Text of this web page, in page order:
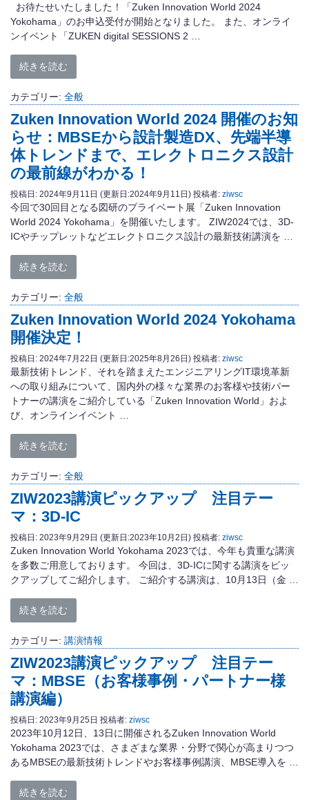
お待たせいたしました！「Zuken Innovation World 2024
Yokohama」のお申込受付が開始となりました。 また、オンライ
ンイベント「ZUKEN digital SESSIONS 2 …
続きを読む
カテゴリー: 全般
Zuken Innovation World 2024 開催のお知
らせ：MBSEから設計製造DX、先端半導
体トレンドまで、エレクトロニクス設計
の最前線がわかる！
投稿日: 2024年9月11日 (更新日:2024年9月11日) 投稿者: ziwsc
今回で30回目となる図研のプライベート展「Zuken Innovation
World 2024 Yokohama」を開催いたします。 ZIW2024では、3D-
ICやチップレットなどエレクトロニクス設計の最新技術講演を …
続きを読む
カテゴリー: 全般
Zuken Innovation World 2024 Yokohama
開催決定！
投稿日: 2024年7月22日 (更新日:2025年8月26日) 投稿者: ziwsc
最新技術トレンド、それを踏まえたエンジニアリングIT環境革新
への取り組みについて、国内外の様々な業界のお客様や技術パー
トナーの講演をご紹介している「Zuken Innovation World」およ
び、オンラインイベント …
続きを読む
カテゴリー: 全般
ZIW2023講演ピックアップ 注目テー
マ：3D-IC
投稿日: 2023年9月29日 (更新日:2023年10月2日) 投稿者: ziwsc
Zuken Innovation World Yokohama 2023では、今年も貴重な講演
を多数ご用意しております。 今回は、3D-ICに関する講演をピッ
クアップしてご紹介します。 ご紹介する講演は、10月13日（金 …
続きを読む
カテゴリー: 講演情報
ZIW2023講演ピックアップ 注目テー
マ：MBSE（お客様事例・パートナー様
講演編）
投稿日: 2023年9月25日 投稿者: ziwsc
2023年10月12日、13日に開催されるZuken Innovation World
Yokohama 2023では、さまざまな業界・分野で関心が高まりつつ
あるMBSEの最新技術トレンドやお客様事例講演、MBSE導入を …
続きを読む